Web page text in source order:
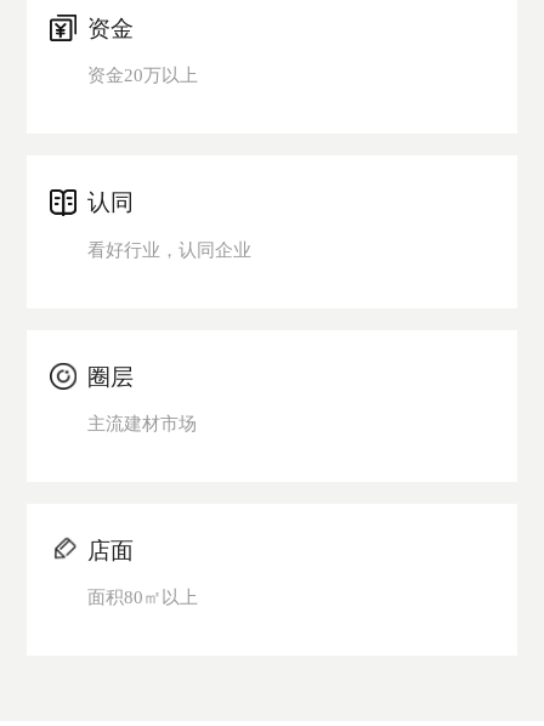
资金
资金20万以上
认同
看好行业，认同企业
圈层
主流建材市场
店面
面积80㎡以上